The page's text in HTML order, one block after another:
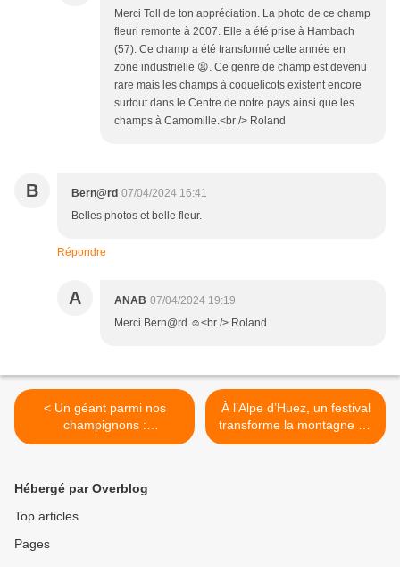
Merci Toll de ton appréciation. La photo de ce champ
fleuri remonte à 2007. Elle a été prise à Hambach
(57). Ce champ a été transformé cette année en
zone industrielle 😫. Ce genre de champ est devenu
rare mais les champs à coquelicots existent encore
surtout dans le Centre de notre pays ainsi que les
champs à Camomille.<br /> Roland
B Bern@rd 07/04/2024 16:41
Belles photos et belle fleur.
Répondre
A ANAB 07/04/2024 19:19
Merci Bern@rd ☺<br /> Roland
< Un géant parmi nos
champignons :
Langermannia gigantea
À l’Alpe d’Huez, un festival
transforme la montagne en
Disneyland >
Hébergé par Overblog
Top articles
Pages